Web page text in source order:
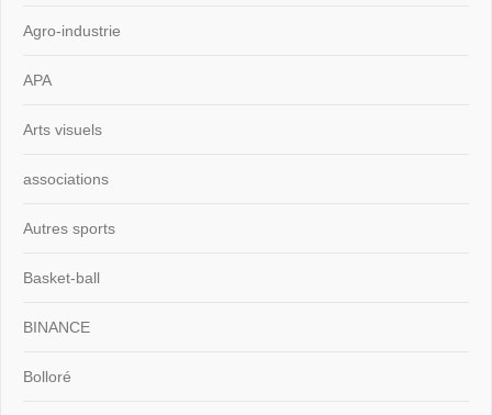
Agro-industrie
APA
Arts visuels
associations
Autres sports
Basket-ball
BINANCE
Bolloré